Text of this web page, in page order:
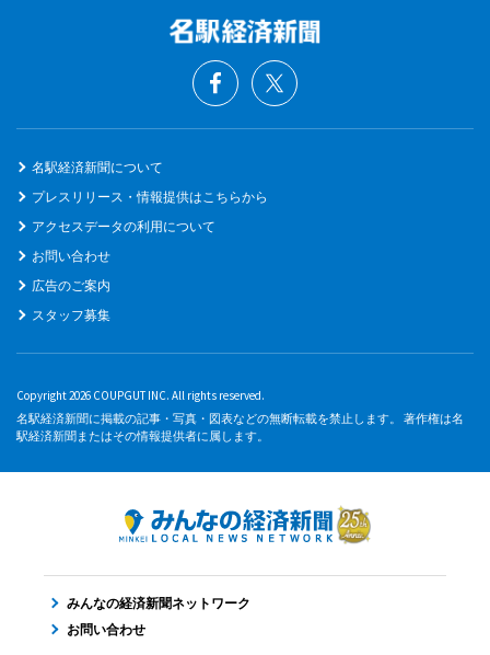
名駅経済新聞について
プレスリリース・情報提供はこちらから
アクセスデータの利用について
お問い合わせ
広告のご案内
スタッフ募集
Copyright 2026 COUPGUT INC. All rights reserved.
名駅経済新聞に掲載の記事・写真・図表などの無断転載を禁止します。 著作権は名
駅経済新聞またはその情報提供者に属します。
みんなの経済新聞ネットワーク
お問い合わせ